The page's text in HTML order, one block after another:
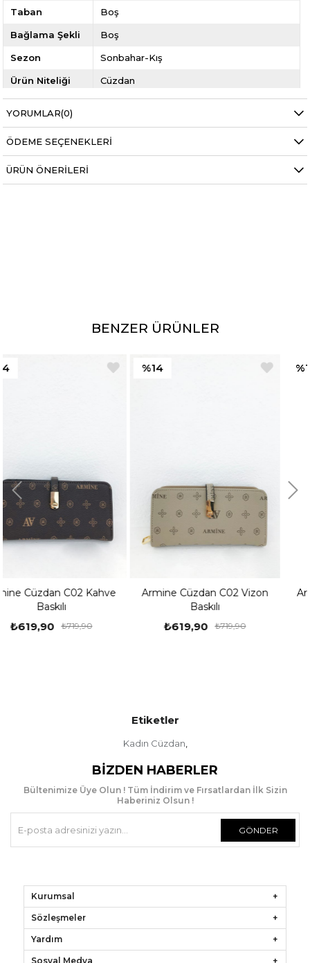
Taban Boş
Bağlama Şekli Boş
Sezon Sonbahar-Kış
Ürün Niteliği Cüzdan
Cinsiyet Kadın
Model Kodu
Yıl
YORUMLAR(0)
ÖDEME SEÇENEKLERI
ÜRÜN ÖNERILERI
BENZER ÜRÜNLER
Armine Cüzdan C02 Vizon
₺619,90
Armine Cüzdan C01 Siyah
₺619,90
Etiketler
Kadın Cüzdan,
BIZDEN HABERLER
Bültenimize Üye Olun ! Tüm İndirim ve Fırsatlardan İlk Sizin
Haberiniz Olsun !
GÖNDER
Kurumsal
Sözleşmeler
Yardım
Sosyal Medya